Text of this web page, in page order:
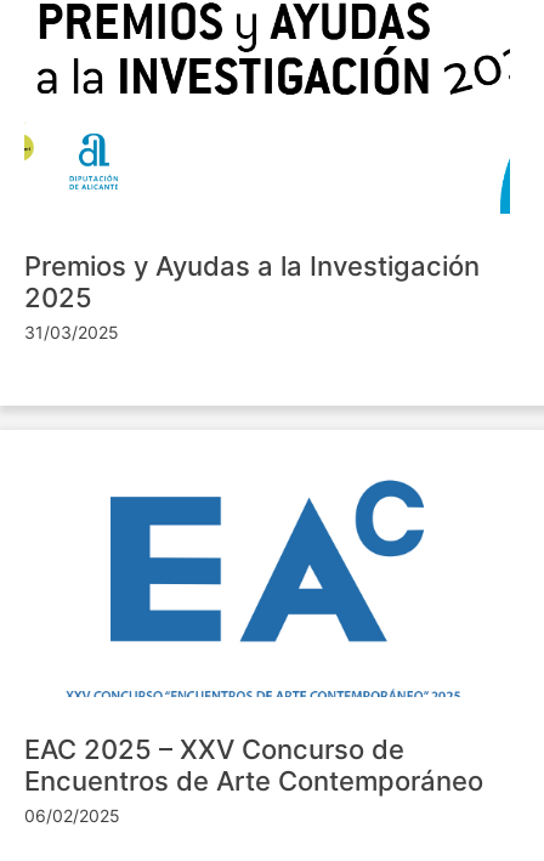
Premios y Ayudas a la Investigación
2025
31/03/2025
EAC 2025 – XXV Concurso de
Encuentros de Arte Contemporáneo
06/02/2025